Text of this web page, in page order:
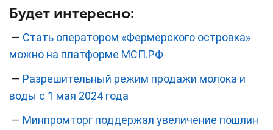
Будет интересно:
— Стать оператором «Фермерского островка»
можно на платформе МСП.РФ
— Разрешительный режим продажи молока и
воды с 1 мая 2024 года
— Минпромторг поддержал увеличение пошлин